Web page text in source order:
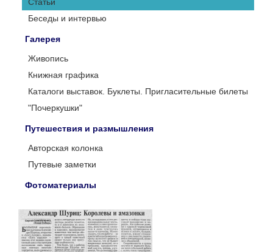
Беседы и интервью
Галерея
Живопись
Книжная графика
Каталоги выставок. Буклеты. Пригласительные билеты
"Почеркушки"
Путешествия и размышления
Авторская колонка
Путевые заметки
Фотоматериалы